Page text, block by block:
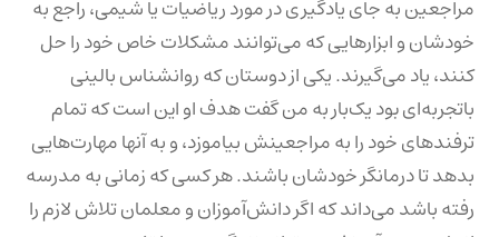
مراجعین به جای یادگیری در مورد ریاضیات یا شیمی، راجع به
خودشان و ابزارهایی که می‌توانند مشکلات خاص خود را حل
کنند، یاد می‌گیرند. یکی از دوستان که روانشناس بالینی
باتجربه‌ای بود یک‌بار به من گفت هدف او این است که تمام
ترفندهای خود را به مراجعینش بیاموزد، و به آنها مهارت‌هایی
بدهد تا درمانگر خودشان باشند. هر کسی که زمانی به مدرسه
رفته باشد می‌داند که اگر دانش‌آموزان و معلمان تلاش لازم را